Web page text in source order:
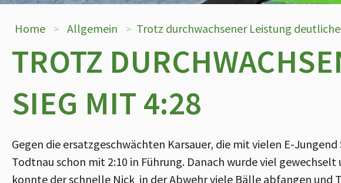
Home > Allgemein > Trotz durchwachsener Leistung
TROTZ
SIEG MIT 4:28
Gegen die ersatzgeschwächten Karsauer, die mit vielen E-
Todtnau schon mit 2:10 in Führung. Danach wurde viel
konnte der schnelle Nick in der Abwehr viele Bälle abfangen und